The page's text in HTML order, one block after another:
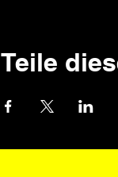
Teile